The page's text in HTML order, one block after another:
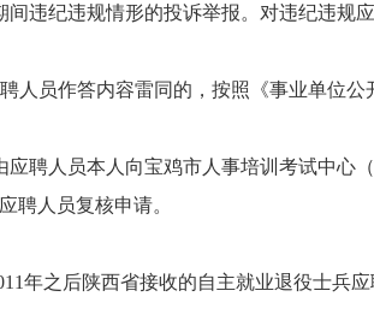
违纪违规情形的投诉举报。对违纪违规
人员作答内容雷同的，按照《事业单位公
聘人员本人向宝鸡市人事培训考试中心（
聘人员复核申请。
年之后陕西省接收的自主就业退役士兵